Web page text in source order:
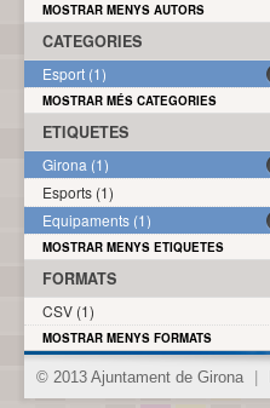
MOSTRAR MENYS AUTORS
CATEGORIES
Esport (1)
MOSTRAR MÉS CATEGORIES
ETIQUETES
Girona (1)
Esports (1)
Equipaments (1)
MOSTRAR MENYS ETIQUETES
FORMATS
CSV (1)
MOSTRAR MENYS FORMATS
© 2013 Ajuntament de Girona